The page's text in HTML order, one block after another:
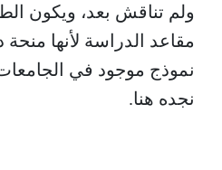
ولم تناقش بعد، ويكون
مقاعد الدراسة لأنها منحة
نموذج موجود في الجامعات
نجده هنا.